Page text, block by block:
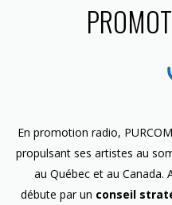
En promotion radio,
propulsant ses artistes au
au Québec et au
débute par un conseil